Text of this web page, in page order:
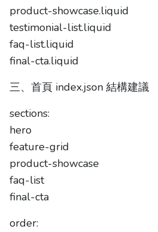
product-showcase.liquid
testimonial-list.liquid
faq-list.liquid
final-cta.liquid
三、首頁 index.json 結構建議
sections:
hero
feature-grid
product-showcase
faq-list
final-cta
order: